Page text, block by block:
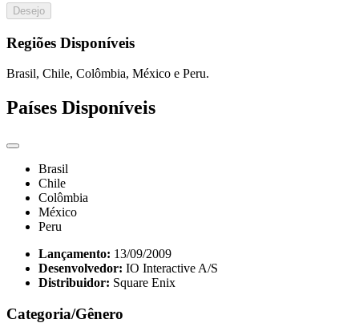
Desejo
Regiões Disponíveis
Brasil, Chile, Colômbia, México e Peru.
Países Disponíveis
Brasil
Chile
Colômbia
México
Peru
Lançamento: 13/09/2009
Desenvolvedor: IO Interactive A/S
Distribuidor: Square Enix
Categoria/Gênero